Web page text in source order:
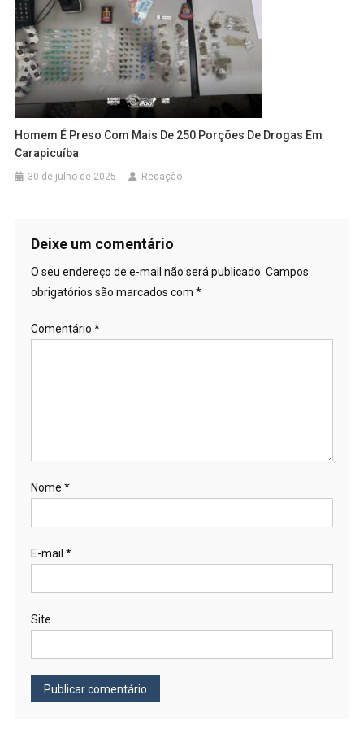
Homem É Preso Com Mais De 250 Porções De Drogas Em
Carapicuíba
30 de julho de 2025 Redação
Deixe um comentário
O seu endereço de e-mail não será publicado. Campos
obrigatórios são marcados com *
Comentário *
Nome *
E-mail *
Site